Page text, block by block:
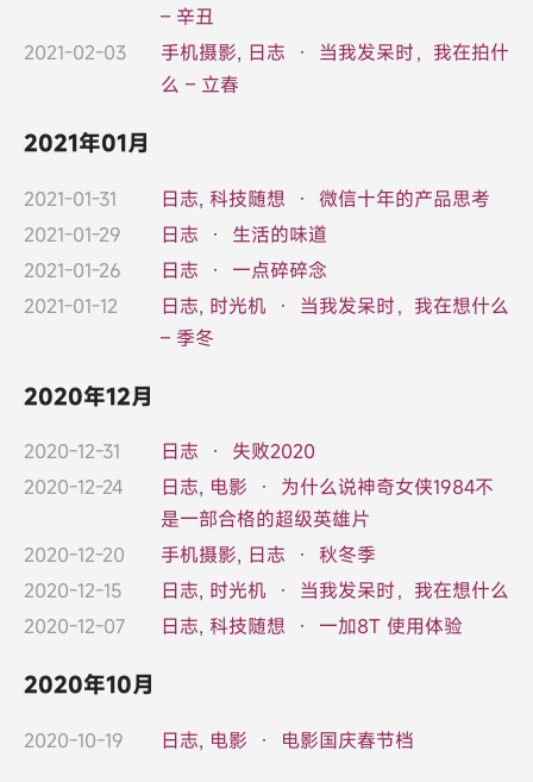
– 辛丑
2021-02-03
手机摄影, 日志 · 当我发呆时，我在拍什
么 – 立春
2021年01月
2021-01-31 日志, 科技随想 · 微信十年的产品思考
2021-01-29
日志 · 生活的味道
2021-01-26
日志 · 一点碎碎念
2021-01-12
日志, 时光机 · 当我发呆时，我在想什么
– 季冬
2020年12月
2020-12-31 日志 · 失败2020
2020-12-24
日志, 电影 · 为什么说神奇女侠1984不
是一部合格的超级英雄片
2020-12-20
手机摄影, 日志 · 秋冬季
2020-12-15
日志, 时光机 · 当我发呆时，我在想什么
2020-12-07
日志, 科技随想 · 一加8T 使用体验
2020年10月
2020-10-19 日志, 电影 · 电影国庆春节档